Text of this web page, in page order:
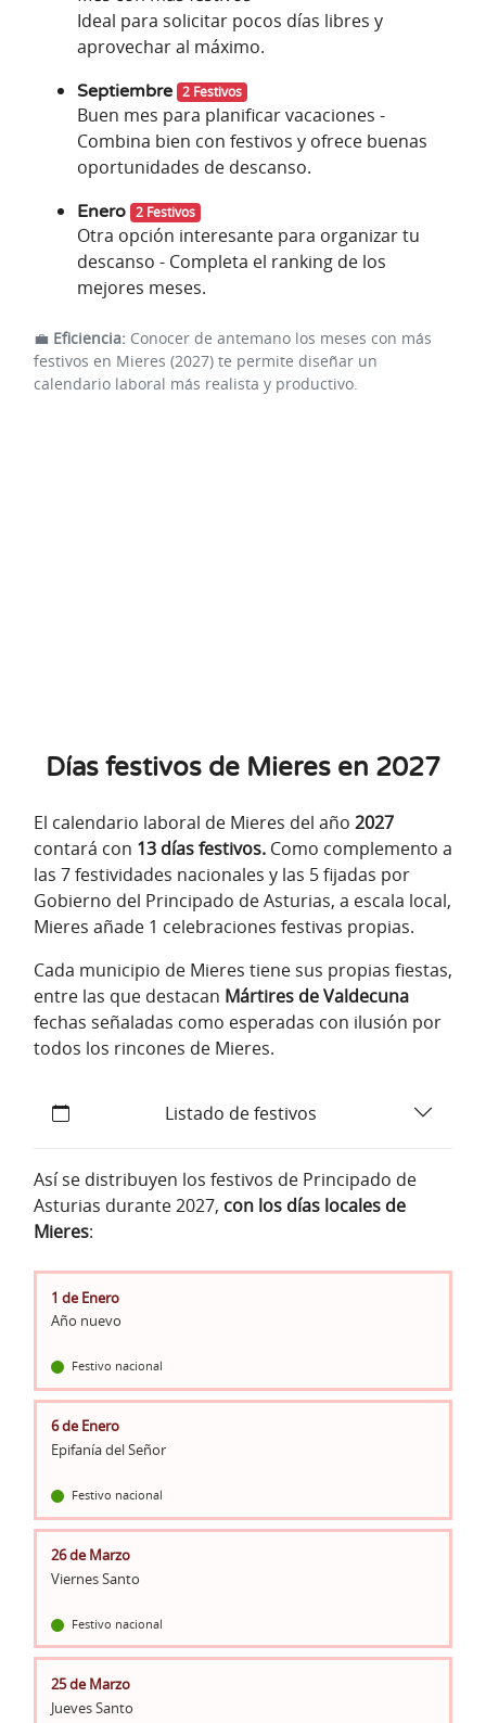
Ideal para solicitar pocos días libres y
aprovechar al máximo.
Septiembre 2 Festivos
Buen mes para planificar vacaciones -
Combina bien con festivos y ofrece buenas
oportunidades de descanso.
Enero 2 Festivos
Otra opción interesante para organizar tu
descanso - Completa el ranking de los
mejores meses.
💼 Eficiencia: Conocer de antemano los meses con más
festivos en Mieres (2027) te permite diseñar un
calendario laboral más realista y productivo.
Días festivos de Mieres en 2027
El calendario laboral de Mieres del año 2027
contará con 13 días festivos. Como complemento a
las 7 festividades nacionales y las 5 fijadas por
Gobierno del Principado de Asturias, a escala local,
Mieres añade 1 celebraciones festivas propias.
Cada municipio de Mieres tiene sus propias fiestas,
entre las que destacan Mártires de Valdecuna
fechas señaladas como esperadas con ilusión por
todos los rincones de Mieres.
Listado de festivos
Así se distribuyen los festivos de Principado de
Asturias durante 2027, con los días locales de
Mieres:
1 de Enero
Año nuevo
Festivo nacional
6 de Enero
Epifanía del Señor
Festivo nacional
26 de Marzo
Viernes Santo
Festivo nacional
25 de Marzo
Jueves Santo